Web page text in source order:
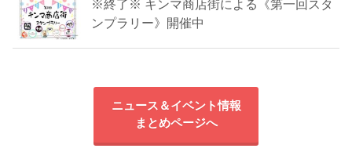
※終了※ キンマ商店街による《第一回スタ
ンプラリー》開催中
ニュース＆イベント情報
まとめページへ